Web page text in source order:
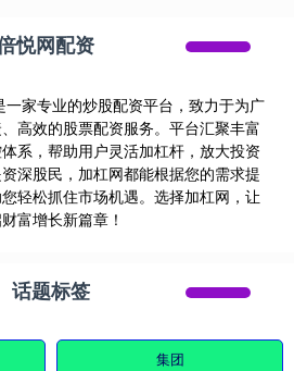
悦网配资
家专业的炒股配资平台，致力于为广
高效的股票配资服务。平台汇聚丰富
系，帮助用户灵活加杠杆，放大投资
深股民，加杠网都能根据您的需求提
轻松抓住市场机遇。选择加杠网，让
富增长新篇章！
话题标签
集团